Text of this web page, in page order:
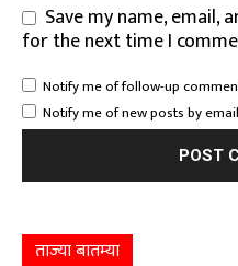
Save my name, email,
for the next time I
Notify me of follow-up
Notify me of new posts by
ताज्या बातम्या